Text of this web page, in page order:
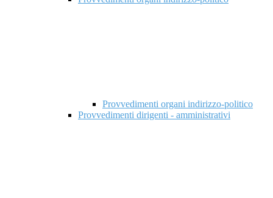
Provvedimenti organi indirizzo-politico
Provvedimenti dirigenti - amministrativi